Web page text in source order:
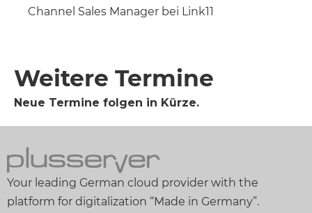
Channel Sales Manager bei Link11
Weitere Termine
Neue Termine folgen in Kürze.
Your leading German cloud provider with the
platform for digitalization “Made in Germany”.